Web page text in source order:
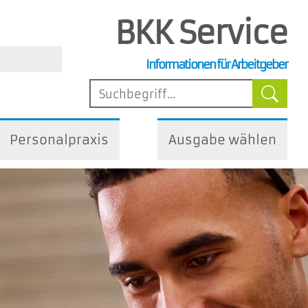
BKK Service
Informationen für Arbeitgeber
Steuer- und Arbeitsrecht
Personalpraxis Ausgabe wählen